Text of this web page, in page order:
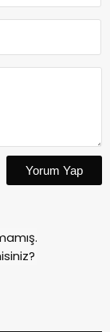
Yorum Yap